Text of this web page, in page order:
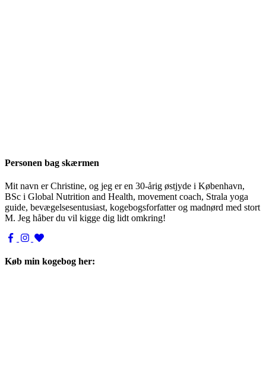
Personen bag skærmen
Mit navn er Christine, og jeg er en 30-årig østjyde i København,
BSc i Global Nutrition and Health, movement coach, Strala yoga
guide, bevægelsesentusiast, kogebogsforfatter og madnørd med stort
M. Jeg håber du vil kigge dig lidt omkring!
Køb min kogebog her: